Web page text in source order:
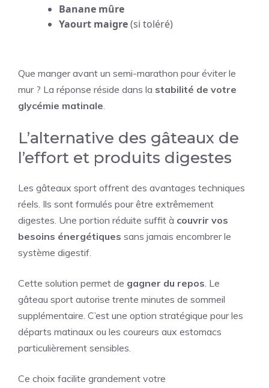
Banane mûre
Yaourt maigre(si toléré)
Que manger avant un semi-marathon pour éviter le
mur ? La réponse réside dans la stabilité de votre
glycémie matinale.
L’alternative des gâteaux de
l’effort et produits digestes
Les gâteaux sport offrent des avantages techniques
réels. Ils sont formulés pour être extrêmement
digestes. Une portion réduite suffit à couvrir vos
besoins énergétiques sans jamais encombrer le
système digestif.
Cette solution permet de gagner du repos. Le
gâteau sport autorise trente minutes de sommeil
supplémentaire. C’est une option stratégique pour les
départs matinaux ou les coureurs aux estomacs
particulièrement sensibles.
Ce choix facilite grandement votre